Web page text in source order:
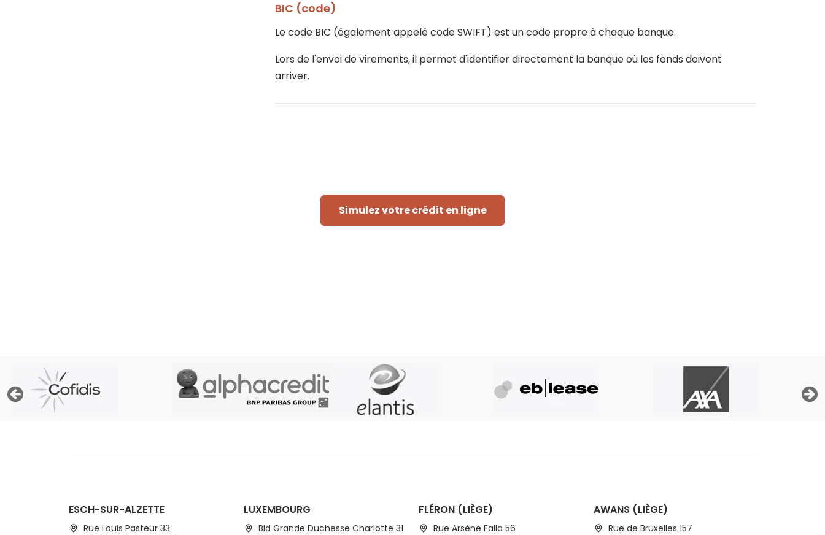
BIC (code)
Le code BIC (également appelé code SWIFT) est un code propre à chaque banque.
Lors de l'envoi de virements, il permet d'identifier directement la banque où les fonds doivent
arriver.
Simulez votre crédit en ligne
ESCH-SUR-ALZETTE
Rue Louis Pasteur 33
LUXEMBOURG
Bld Grande Duchesse Charlotte 31
FLÉRON (LIÈGE)
Rue Arsène Falla 56
AWANS (LIÈGE)
Rue de Bruxelles 157